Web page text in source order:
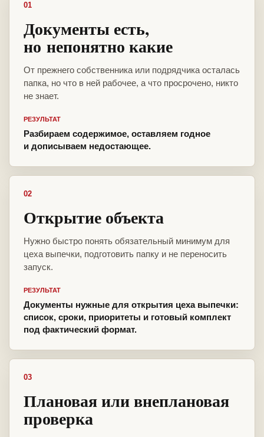
01
Документы есть,
но непонятно какие
От прежнего собственника или подрядчика осталась
папка, но что в ней рабочее, а что просрочено, никто
не знает.
РЕЗУЛЬТАТ
Разбираем содержимое, оставляем годное
и дописываем недостающее.
02
Открытие объекта
Нужно быстро понять обязательный минимум для
цеха выпечки, подготовить папку и не переносить
запуск.
РЕЗУЛЬТАТ
Документы нужные для открытия цеха выпечки:
список, сроки, приоритеты и готовый комплект
под фактический формат.
03
Плановая или внеплановая
проверка